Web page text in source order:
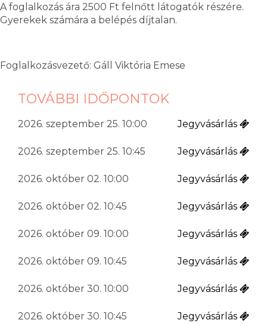
A foglalkozás ára 2500 Ft felnőtt látogatók részére.
Gyerekek számára a belépés díjtalan.
Foglalkozásvezető: Gáll Viktória Emese
TOVÁBBI IDŐPONTOK
2026. szeptember 25. 10:00 Jegyvásárlás
2026. szeptember 25. 10:45 Jegyvásárlás
2026. október 02. 10:00 Jegyvásárlás
2026. október 02. 10:45 Jegyvásárlás
2026. október 09. 10:00 Jegyvásárlás
2026. október 09. 10:45 Jegyvásárlás
2026. október 30. 10:00 Jegyvásárlás
2026. október 30. 10:45 Jegyvásárlás